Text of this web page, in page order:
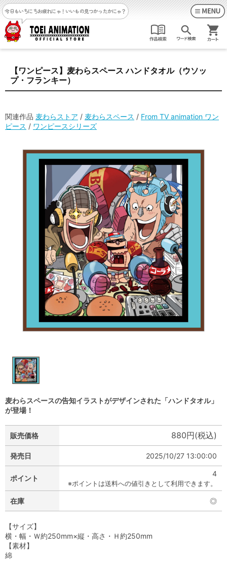
今日もいちにちお疲れにゃ！ いいもの見つかったかにゃ？
【ワンピース】麦わらスペース ハンドタオル（ウソッ
プ・フランキー）
関連作品 麦わらストア / 麦わらスペース / From TV animation ワン
ピース / ワンピースシリーズ
麦わらスペースの告知イラストがデザインされた「ハンドタオル」
が登場！
販売価格 880円(税込)
発売日 2025/10/27 13:00:00
ポイント
4
※ポイントは送料への値引きとして利用できます。
在庫 ◎
【サイズ】
横・幅・Ｗ約250mm×縦・高さ・Ｈ約250mm
【素材】
綿